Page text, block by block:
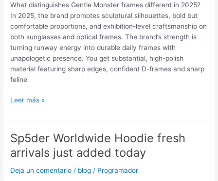
What distinguishes Gentle Monster frames different in 2025?
In 2025, the brand promotes sculptural silhouettes, bold but
comfortable proportions, and exhibition-level craftsmanship on
both sunglasses and optical frames. The brand’s strength is
turning runway energy into durable daily frames with
unapologetic presence. You get substantial, high-polish
material featuring sharp edges, confident D-frames and sharp
feline
Authentic
Special
Offer
30%
Leer más »
Sp5der Worldwide Hoodie fresh
arrivals just added today
Deja un comentario / blog / Programador
Sp5der
Worldwide
Hoodie
fresh